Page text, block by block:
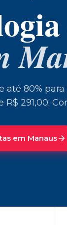
até 80% para
291,00.
em Manaus